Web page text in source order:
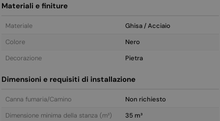
Materiali e finiture
Materiale
Ghisa / Acciaio
Colore
Nero
Decorazione
Pietra
Dimensioni e requisiti di installazione
Canna fumaria/Camino
Non richiesto
Dimensione minima della stanza (m³)
35 m³